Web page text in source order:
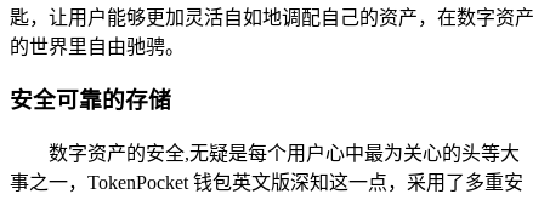
匙，让用户能够更加灵活自如地调配自己的资产，在数字资产
的世界里自由驰骋。
安全可靠的存储
数字资产的安全,无疑是每个用户心中最为关心的头等大
事之一，TokenPocket 钱包英文版深知这一点，采用了多重安